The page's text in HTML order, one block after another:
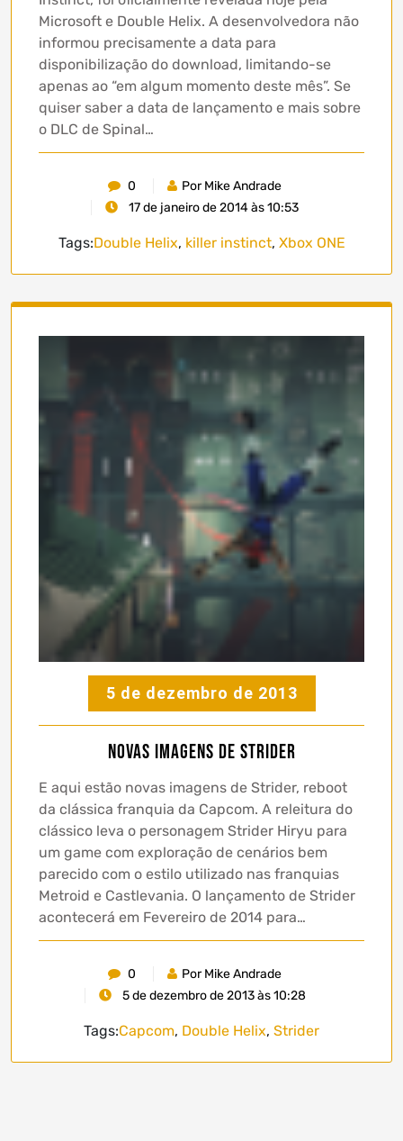
Microsoft e Double Helix. A desenvolvedora não
informou precisamente a data para
disponibilização do download, limitando-se
apenas ao “em algum momento deste mês”. Se
quiser saber a data de lançamento e mais sobre
o DLC de Spinal…
0
Por Mike Andrade
17 de janeiro de 2014 às 10:53
Tags:Double Helix, killer instinct, Xbox ONE
5 de dezembro de 2013
Novas imagens de Strider
E aqui estão novas imagens de Strider, reboot
da clássica franquia da Capcom. A releitura do
clássico leva o personagem Strider Hiryu para
um game com exploração de cenários bem
parecido com o estilo utilizado nas franquias
Metroid e Castlevania. O lançamento de Strider
acontecerá em Fevereiro de 2014 para…
0
Por Mike Andrade
5 de dezembro de 2013 às 10:28
Tags:Capcom, Double Helix, Strider